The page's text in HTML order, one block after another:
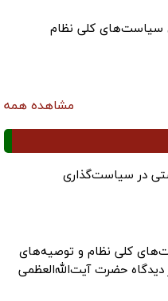
سیاست‌های کلی نظام
مشاهده همه
در سیاست‌گذاری
کلی نظام و توصیه‌های
حضرت آیت‌الله‌العظمی